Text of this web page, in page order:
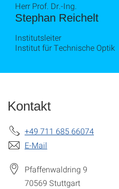
Stephan Reichelt
Herr Prof. Dr.-Ing.
Institutsleiter
Institut für Technische Optik
Kontakt
+49 711 685 66074
E-Mail
Pfaffenwaldring 9
70569 Stuttgart